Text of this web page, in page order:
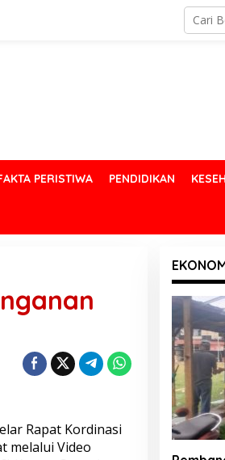
PERISTIWA PENDIDIKAN
Rapat Kordinasi
melalui Video